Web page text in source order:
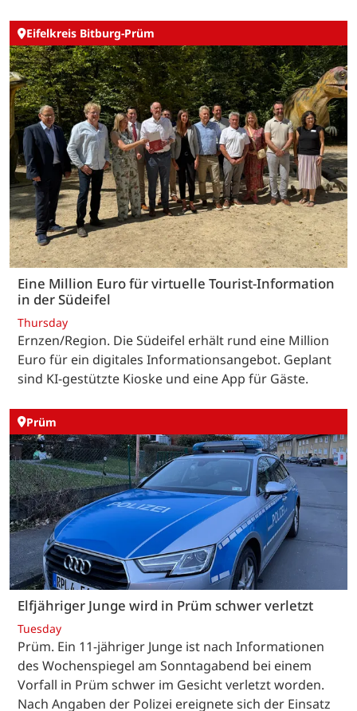
Eifelkreis Bitburg-Prüm
Eine Million Euro für virtuelle Tourist-Information
in der Südeifel
Thursday
Ernzen/Region. Die Südeifel erhält rund eine Million
Euro für ein digitales Informationsangebot. Geplant
sind KI-gestützte Kioske und eine App für Gäste.
Prüm
Elfjähriger Junge wird in Prüm schwer verletzt
Tuesday
Prüm. Ein 11-jähriger Junge ist nach Informationen
des Wochenspiegel am Sonntagabend bei einem
Vorfall in Prüm schwer im Gesicht verletzt worden.
Nach Angaben der Polizei ereignete sich der Einsatz